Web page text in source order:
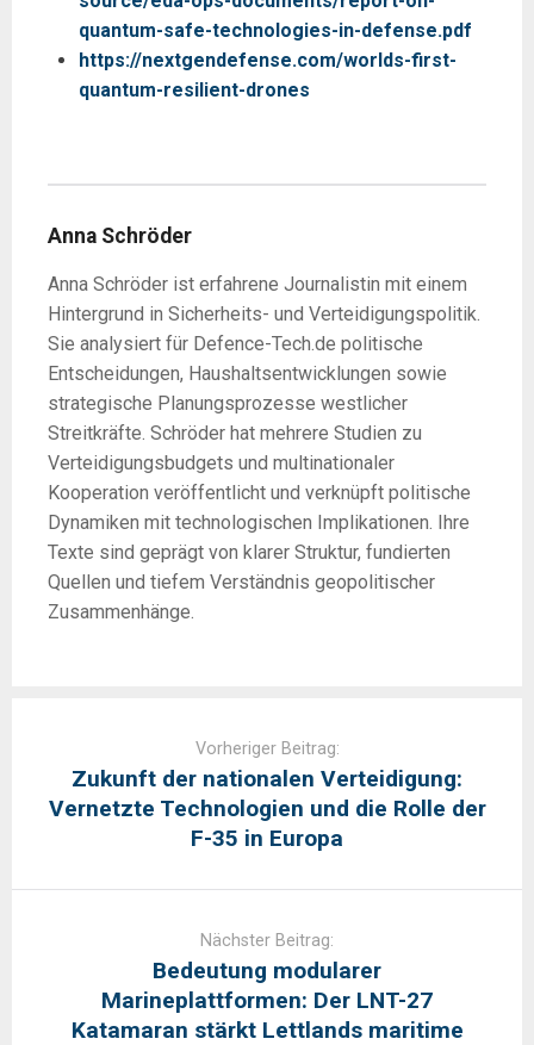
quantum-safe-technologies-in-defense.pdf
https://nextgendefense.com/worlds-first-
quantum-resilient-drones
Anna Schröder
Anna Schröder ist erfahrene Journalistin mit einem
Hintergrund in Sicherheits- und Verteidigungspolitik.
Sie analysiert für Defence-Tech.de politische
Entscheidungen, Haushaltsentwicklungen sowie
strategische Planungsprozesse westlicher
Streitkräfte. Schröder hat mehrere Studien zu
Verteidigungsbudgets und multinationaler
Kooperation veröffentlicht und verknüpft politische
Dynamiken mit technologischen Implikationen. Ihre
Texte sind geprägt von klarer Struktur, fundierten
Quellen und tiefem Verständnis geopolitischer
Zusammenhänge.
Vorheriger Beitrag:
Zukunft der nationalen Verteidigung:
Vernetzte Technologien und die Rolle der
F-35 in Europa
Nächster Beitrag:
Bedeutung modularer
Marineplattformen: Der LNT-27
Katamaran stärkt Lettlands maritime